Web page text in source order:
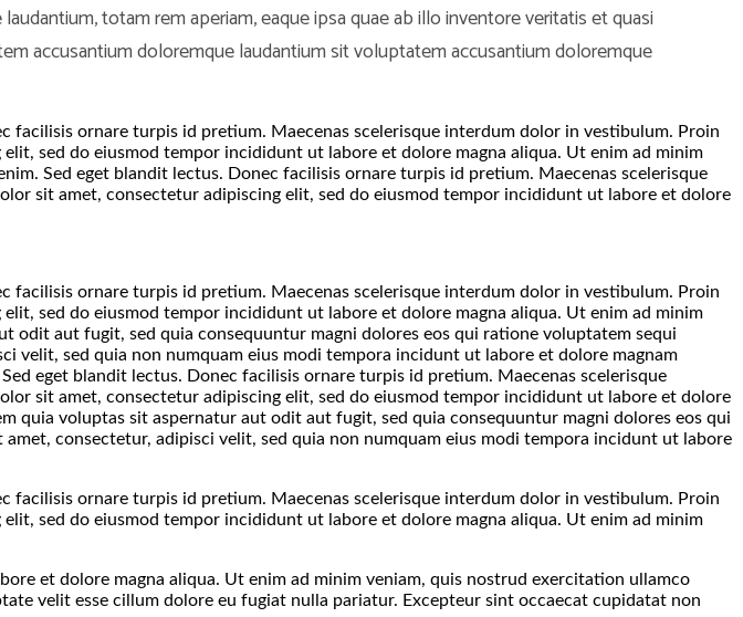
totam rem aperiam, eaque ipsa quae ab illo inventore veritatis et quasi
accusantium doloremque laudantium sit voluptatem accusantium doloremque
facilisis ornare turpis id pretium. Maecenas scelerisque interdum dolor in vestibulum. Proin
sed do eiusmod tempor incididunt ut labore et dolore magna aliqua. Ut enim ad minim
Sed eget blandit lectus. Donec facilisis ornare turpis id pretium. Maecenas scelerisque
sit amet, consectetur adipiscing elit, sed do eiusmod tempor incididunt ut labore et dolore
facilisis ornare turpis id pretium. Maecenas scelerisque interdum dolor in vestibulum. Proin
sed do eiusmod tempor incididunt ut labore et dolore magna aliqua. Ut enim ad minim
odit aut fugit, sed quia consequuntur magni dolores eos qui ratione voluptatem sequi
velit, sed quia non numquam eius modi tempora incidunt ut labore et dolore magnam
eget blandit lectus. Donec facilisis ornare turpis id pretium. Maecenas scelerisque
sit amet, consectetur adipiscing elit, sed do eiusmod tempor incididunt ut labore et dolore
quia voluptas sit aspernatur aut odit aut fugit, sed quia consequuntur magni dolores eos qui
consectetur, adipisci velit, sed quia non numquam eius modi tempora incidunt ut labore
facilisis ornare turpis id pretium. Maecenas scelerisque interdum dolor in vestibulum. Proin
sed do eiusmod tempor incididunt ut labore et dolore magna aliqua. Ut enim ad minim
et dolore magna aliqua. Ut enim ad minim veniam, quis nostrud exercitation ullamco
velit esse cillum dolore eu fugiat nulla pariatur. Excepteur sint occaecat cupidatat non